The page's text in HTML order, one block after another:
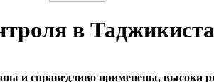
в
и справедливо применены, высоки